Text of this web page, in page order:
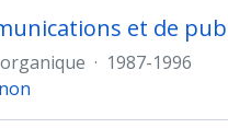
et de
· 1987-1996